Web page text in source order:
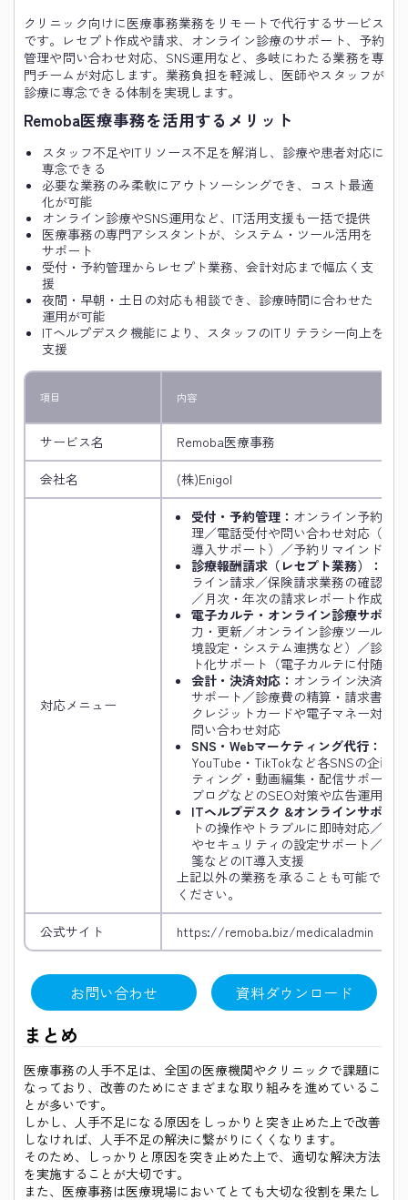
クリニック向けに医療事務業務をリモートで代行するサービス
です。レセプト作成や請求、オンライン診療のサポート、予約
管理や問い合わせ対応、SNS運用など、多岐にわたる業務を専
門チームが対応します。業務負担を軽減し、医師やスタッフが
診療に専念できる体制を実現します。
Remoba医療事務を活用するメリット
スタッフ不足やITリソース不足を解消し、診療や患者対応に
専念できる
必要な業務のみ柔軟にアウトソーシングでき、コスト最適
化が可能
オンライン診療やSNS運用など、IT活用支援も一括で提供
医療事務の専門アシスタントが、システム・ツール活用を
サポート
受付・予約管理からレセプト業務、会計対応まで幅広く支
援
夜間・早朝・土日の対応も相談でき、診療時間に合わせた
運用が可能
ITヘルプデスク機能により、スタッフのITリテラシー向上を
支援
項目 内容
サービス名 Remoba医療事務
会社名 (株)Enigol
対応メニュー
受付・予約管理： オンライン予約シ
理／電話受付や問い合わせ対応（AI
導入サポート）／予約リマインド送
診療報酬請求（レセプト業務）：
ライン請求／保険請求業務の確認・
／月次・年次の請求レポート作成
電子カルテ・オンライン診療サポー
力・更新／オンライン診療ツールの
境設定・システム連携など）／診療
ト化サポート（電子カルテに付随す
会計・決済対応： オンライン決済シ
サポート／診療費の精算・請求書作
クレジットカードや電子マネー対応
問い合わせ対応
SNS・Webマーケティング代行：
YouTube・TikTokなど各SNSの企画
ティング・動画編集・配信サポート
ブログなどのSEO対策や広告運用
ITヘルプデスク &オンラインサポー
トの操作やトラブルに即時対応／ク
やセキュリティの設定サポート／電
箋などのIT導入支援
上記以外の業務を承ることも可能です
ください。
公式サイト https://remoba.biz/medicaladmin
お問い合わせ 資料ダウンロード
まとめ
医療事務の人手不足は、全国の医療機関やクリニックで課題に
なっており、改善のためにさまざまな取り組みを進めているこ
とが多いです。
しかし、人手不足になる原因をしっかりと突き止めた上で改善
しなければ、人手不足の解決に繋がりにくくなります。
そのため、しっかりと原因を突き止めた上で、適切な解決方法
を実施することが大切です。
また、医療事務は医療現場においてとても大切な役割を果たし